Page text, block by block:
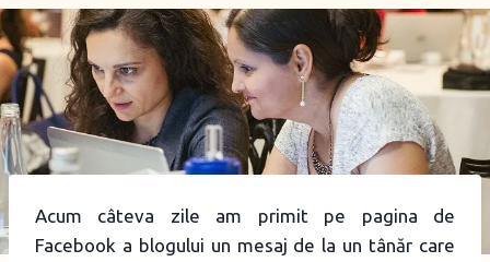
Acum câteva zile am primit pe pagina de
Facebook a blogului un mesaj de la un tânăr care